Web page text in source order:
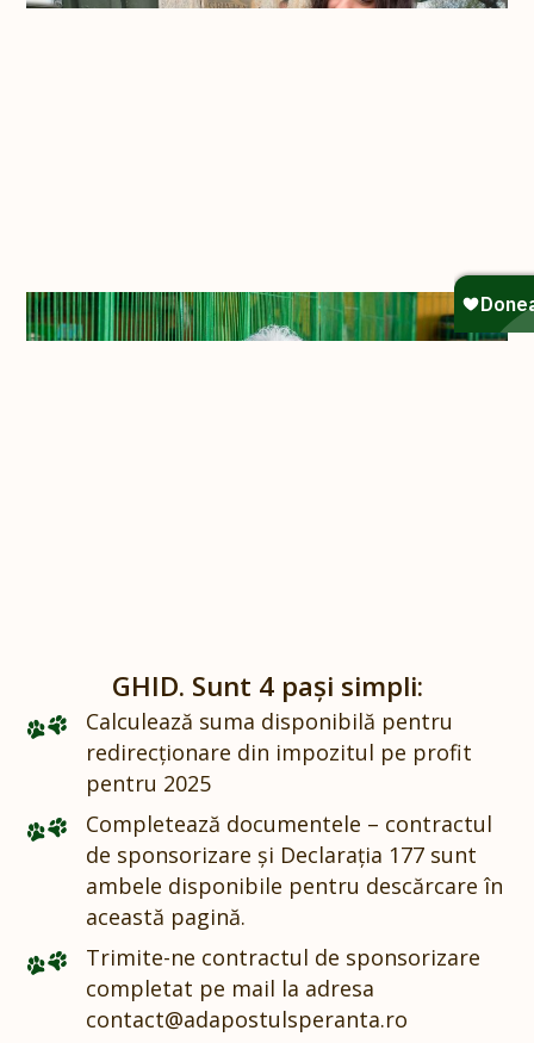
GHID. Sunt 4 pași simpli:
Calculează suma disponibilă pentru
redirecționare din impozitul pe profit
pentru 2025
Completează documentele – contractul
de sponsorizare și Declarația 177 sunt
ambele disponibile pentru descărcare în
această pagină.
Trimite-ne contractul de sponsorizare
completat pe mail la adresa
contact@adapostulsperanta.ro